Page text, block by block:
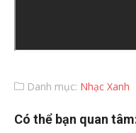
Danh mục: Nhạc Xanh
Có thể bạn quan